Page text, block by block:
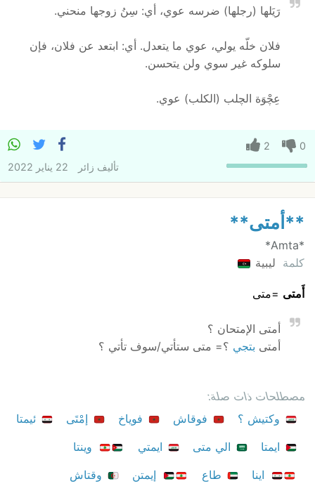
رَيَلها (رجلها) ضرسه عوي، أي: سِنُ زوجها منحني.
فلان خلّه يولي، عوي ما يتعدل. أي: ابتعد عن فلان، فإن
سلوكه غير سوي ولن يتحسن.
عِچْوَة الچلب (الكلب) عوي.
0
2
تأليف زائر 22 يناير 2022
**أمتى**
*Amta*
كلمة ليبية
أَمتى =متى
أمتى الإمتحان ؟
أمتى بتجي ؟= متى ستأتي/سوف تأتي ؟
مصطلحات ذات صلة:
وكتيش ؟
فوقاش فوياخ إمْتَى
ئيمتا
ايمتا
الي متى ايمتي
وينتا
اينا
طاع إيمتن وقتاش